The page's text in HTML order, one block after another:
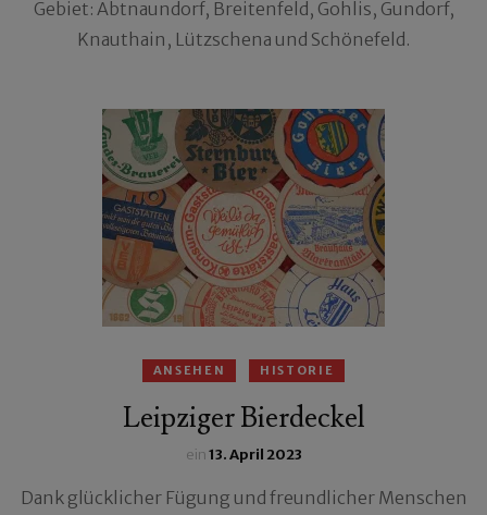
Gebiet: Abtnaundorf, Breitenfeld, Gohlis, Gundorf,
Knauthain, Lützschena und Schönefeld.
ANSEHEN HISTORIE
Leipziger Bierdeckel
ein13. April 2023
Dank glücklicher Fügung und freundlicher Menschen